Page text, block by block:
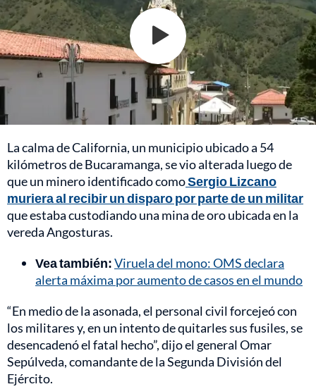
La calma de California, un municipio ubicado a 54
kilómetros de Bucaramanga, se vio alterada luego de
que un minero identificado comoSergio Lizcano
muriera al recibir un disparo por parte de un militar
que estaba custodiando una mina de oro ubicada en la
vereda Angosturas.
Vea también:Viruela del mono: OMS declara
alerta máxima por aumento de casos en el mundo
“En medio de la asonada, el personal civil forcejeó con
los militares y, en un intento de quitarles sus fusiles, se
desencadenó el fatal hecho”, dijo el general Omar
Sepúlveda, comandante de la Segunda División del
Ejército.